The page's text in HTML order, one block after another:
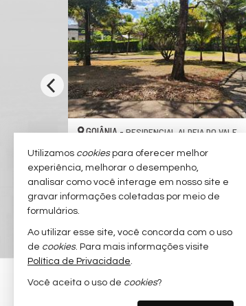
#11.218
GOIÂNIA - RESIDENCIAL ALDEIA DO VALE
Terreno em Condomínio no Aldeia do Vale
1.296, 00
R$ 1.800.000,00
Rodrigo Taquary
Utilizamos cookiespara oferecer melhor
experiência, melhorar o desempenho,
analisar como você interage em nosso site e
gravar informações coletadas por meio de
formulários.
Ao utilizar esse site, você concorda com o uso
de cookies. Para mais informações visite
Política de Privacidade.
Você aceita o uso de cookies?